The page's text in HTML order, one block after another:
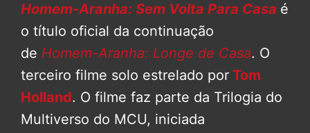
Homem-Aranha: Sem Volta Para Casa é
o título oficial da continuação
de Homem-Aranha: Longe de Casa. O
terceiro filme solo estrelado por Tom
Holland. O filme faz parte da Trilogia do
Multiverso do MCU, iniciada